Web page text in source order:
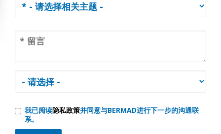
我已阅读隐私政策并同意与BERMAD进行下一步的沟通联
系。